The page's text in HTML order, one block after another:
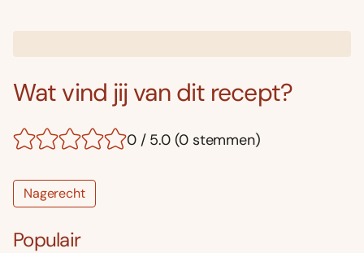
Wat vind jij van dit recept?
0 / 5.0 (0 stemmen)
Nagerecht
Populair